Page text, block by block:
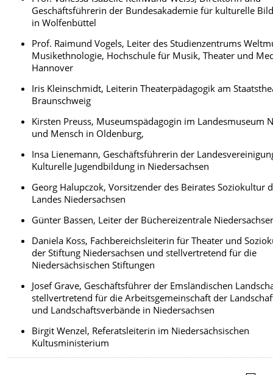
Geschäftsführerin der Bundesakademie für kulturelle
in Wolfenbüttel
Prof. Raimund Vogels, Leiter des Studienzentrums
Musikethnologie, Hochschule für Musik, Theater und
Hannover
Iris Kleinschmidt, Leiterin Theaterpädagogik am
Braunschweig
Kirsten Preuss, Museumspädagogin im Landesmuseum
und Mensch in Oldenburg,
Insa Lienemann, Geschäftsführerin der
Kulturelle Jugendbildung in Niedersachsen
Georg Halupczok, Vorsitzender des Beirates Soziokultur
Landes Niedersachsen
Günter Bassen, Leiter der Büchereizentrale
Daniela Koss, Fachbereichsleiterin für Theater und
der Stiftung Niedersachsen und stellvertretend für die
Niedersächsischen Stiftungen
Josef Grave, Geschäftsführer der Emsländischen
stellvertretend für die Arbeitsgemeinschaft der
und Landschaftsverbände in Niedersachsen
Birgit Wenzel, Referatsleiterin im Niedersächsischen
Kultusministerium